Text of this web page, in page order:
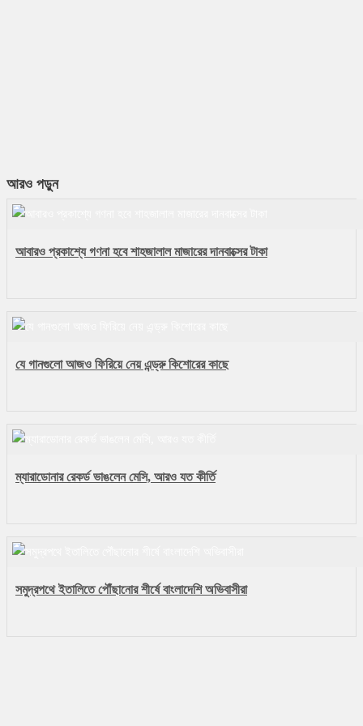
আরও পড়ুন
আবারও প্রকাশ্যে গণনা হবে শাহজালাল মাজারের দানবাক্সের টাকা
যে গানগুলো আজও ফিরিয়ে নেয় এন্ড্রু কিশোরের কাছে
ম্যারাডোনার রেকর্ড ভাঙলেন মেসি, আরও যত কীর্তি
সমুদ্রপথে ইতালিতে পৌঁছানোর শীর্ষে বাংলাদেশি অভিবাসীরা